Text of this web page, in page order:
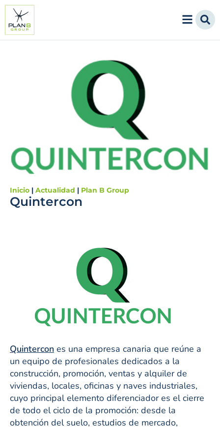
Inicio | Actualidad | Plan B Group
Quintercon
Quintercon es una empresa canaria que reúne a
un equipo de profesionales dedicados a la
construcción, promoción, ventas y alquiler de
viviendas, locales, oficinas y naves industriales,
cuyo principal elemento diferenciador es el cierre
de todo el ciclo de la promoción: desde la
obtención del suelo, estudios de mercado,